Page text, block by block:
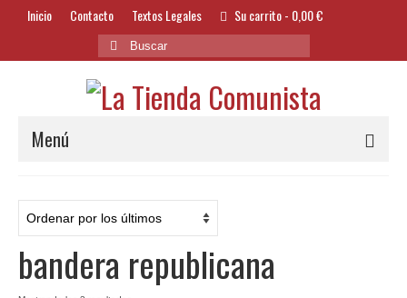
Inicio Contacto Textos Legales Su carrito- 0,00€
Buscar
por:
Menú
Bazar
Textil y Accesorios
bandera republicana